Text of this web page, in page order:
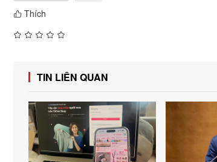
Thích
TIN LIÊN QUAN